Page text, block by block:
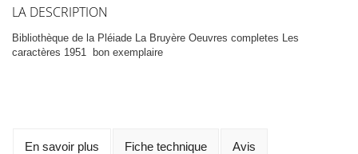
LA DESCRIPTION
Bibliothèque de la Pléiade La Bruyère Oeuvres completes Les
caractères 1951 bon exemplaire
En savoir plus Fiche technique Avis